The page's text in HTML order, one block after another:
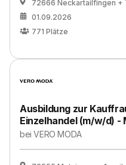
72666 Neckartailfingen +
01.09.2026
771 Plätze
Ausbildung zur
Einzelhandel (m/w/d) -
beiVERO MODA